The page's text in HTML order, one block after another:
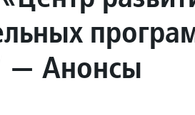
— Анонсы